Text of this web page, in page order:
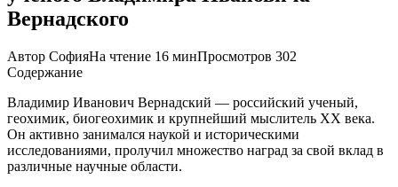
Вернадского
Автор СофияНа чтение 16 минПросмотров 302
Содержание
Владимир Иванович Вернадский — российский ученый,
геохимик, биогеохимик и крупнейший мыслитель XX века.
Он активно занимался наукой и историческими
исследованиями, пролучил множество наград за свой вклад в
различные научные области.